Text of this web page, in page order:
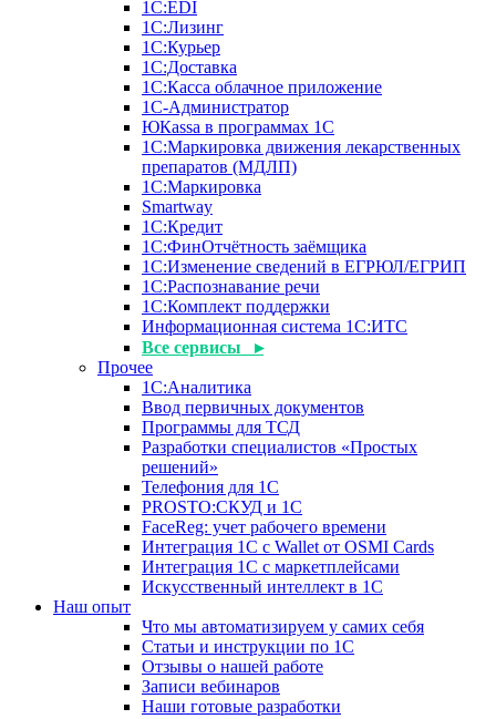
1С:ЕDI
1С:Лизинг
1С:Курьер
1С:Доставка
1С:Касса облачное приложение
1С-Администратор
ЮКаssа в программах 1С
1С:Маркировка движения лекарственных
препаратов (МДЛП)
1С:Маркировка
Smartway
1С:Кредит
1С:ФинОтчётность заёмщика
1С:Изменение сведений в ЕГРЮЛ/ЕГРИП
1С:Распознавание речи
1С:Комплект поддержки
Информационная система 1С:ИТС
Все сервисы ▸
Прочее
1С:Аналитика
Ввод первичных документов
Программы для ТСД
Разработки специалистов «Простых
решений»
Телефония для 1С
PROSTO:СКУД и 1С
FaceReg: учет рабочего времени
Интеграция 1С с Wallet от OSMI Cards
Интеграция 1С с маркетплейсами
Искусственный интеллект в 1С
Наш опыт
Что мы автоматизируем у самих себя
Статьи и инструкции по 1С
Отзывы о нашей работе
Записи вебинаров
Наши готовые разработки